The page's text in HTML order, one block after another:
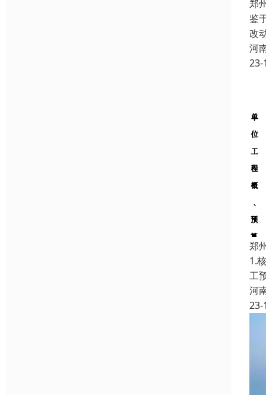
郑
鉴
改
河
23-
郑
1.
工
河
23-